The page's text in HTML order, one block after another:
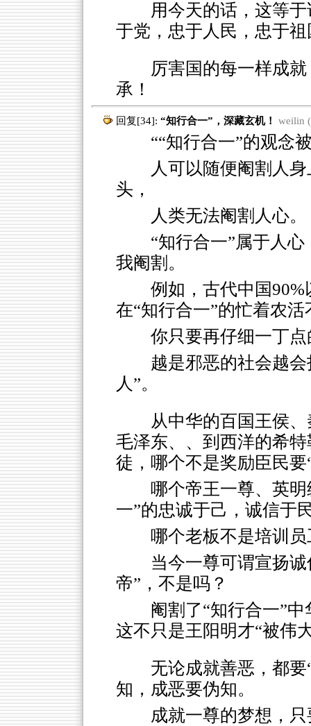
用今天的话，这等
于党，忠于人民，忠于祖
厉害国的每一样成
承！
回复[34]: “知行合一”，深藏玄机！ weilin
““知行合一”的观念被
人可以随便阉割人
头，
人类无法阉割人心。
“知行合一”属于人
我阉割。
例如，古代中国
在“知行合一”的忙着农
你只要再仔细一丁
越是邪恶的社会越
人”。
从中华的百国王侯
毛泽东、、到西洋的希
徒，哪个不是奖励臣民要
哪个帝王一尊、英
一”的忠诚于己，诚信于
哪个老板不是培训
当今一尊可谓宣扬
帝”，不是吗？
阉割了“知行合一”
这不只是王阳明才“被伟
无论成就善恶，都
知，成恶要伪知。
成就一尊的梦想，